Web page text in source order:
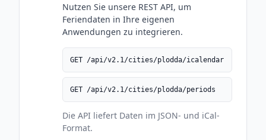
Nutzen Sie unsere REST API, um
Feriendaten in Ihre eigenen
Anwendungen zu integrieren.
GET /api/v2.1/cities/plodda/icalendar
GET /api/v2.1/cities/plodda/periods
Die API liefert Daten im JSON- und iCal-
Format.